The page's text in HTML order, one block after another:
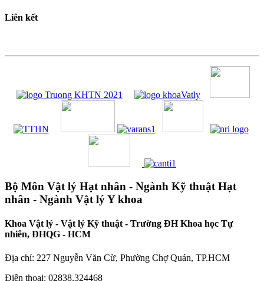
Liên kết
Bộ Môn Vật lý Hạt nhân - Ngành Kỹ thuật Hạt
nhân - Ngành Vật lý Y khoa
Khoa Vật lý - Vật lý Kỹ thuật - Trường ĐH Khoa học Tự
nhiên, ĐHQG - HCM
Địa chỉ: 227 Nguyễn Văn Cừ, Phường Chợ Quán, TP.HCM
Điện thoại: 02838.324468